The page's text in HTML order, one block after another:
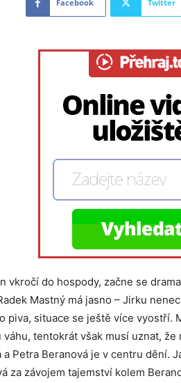
Facebook Twitter
vkročí do hospody, začne se
Mastný má jasno – Jirku
piva, situace se ještě více vyostří.
tentokrát však musí uznat,
Petra Beranová je v centru dění.
za závojem tajemství kolem